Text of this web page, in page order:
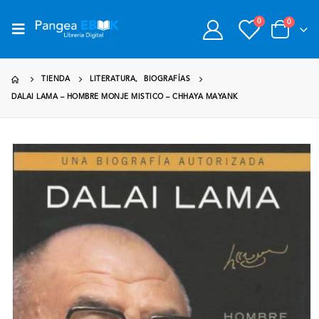
0 0
TIENDA LITERATURA, BIOGRAFÍAS
DALAI LAMA – HOMBRE MONJE MISTICO – CHHAYA MAYANK